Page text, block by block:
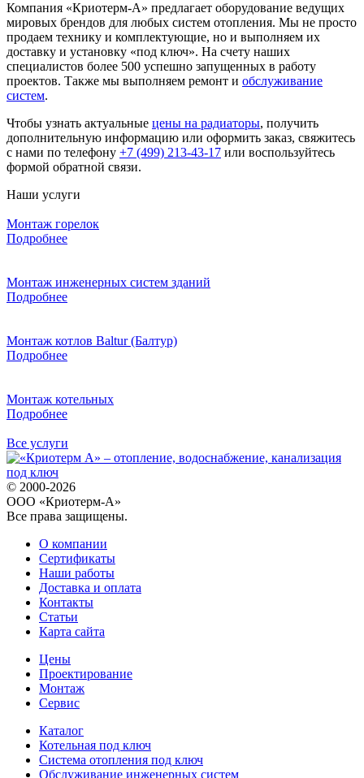
Компания «Криотерм-А» предлагает оборудование ведущих
мировых брендов для любых систем отопления. Мы не просто
продаем технику и комплектующие, но и выполняем их
доставку и установку «под ключ». На счету наших
специалистов более 500 успешно запущенных в работу
проектов. Также мы выполняем ремонт и обслуживание
систем.
Чтобы узнать актуальные цены на радиаторы, получить
дополнительную информацию или оформить заказ, свяжитесь
с нами по телефону +7 (499) 213-43-17 или воспользуйтесь
формой обратной связи.
Наши услуги
Монтаж горелок
Подробнее
Монтаж инженерных систем зданий
Подробнее
Монтаж котлов Baltur (Балтур)
Подробнее
Монтаж котельных
Подробнее
Все услуги
© 2000-2026
ООО «Криотерм-А»
Все права защищены.
О компании
Сертификаты
Наши работы
Доставка и оплата
Контакты
Статьи
Карта сайта
Цены
Проектирование
Монтаж
Сервис
Каталог
Котельная под ключ
Система отопления под ключ
Обслуживание инженерных систем